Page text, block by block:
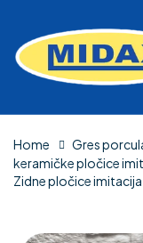
Home Gres
keramičke pločice
Zidne pločice